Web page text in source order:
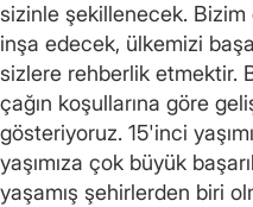
sizinle şekillenecek. Bizim
inşa edecek, ülkemizi
sizlere rehberlik etmektir.
çağın koşullarına göre
gösteriyoruz. 15'inci
yaşımıza çok büyük
yaşamış şehirlerden biri